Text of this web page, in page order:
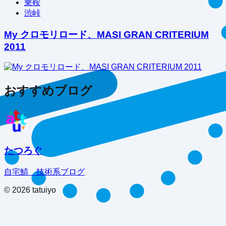
乗鞍
渋峠
My クロモリロード、MASI GRAN CRITERIUM
2011
おすすめブログ
たつろぐ
自宅鯖 技術系ブログ
© 2026 tatuiyo